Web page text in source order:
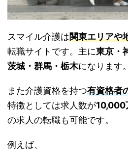
スマイル介護は関東エリアや
転職サイトです。主に東京・
茨城・群馬・栃木になります。
また介護資格を持つ有資格者
特徴としては求人数が10,000
の求人の転職も可能です。
例えば、